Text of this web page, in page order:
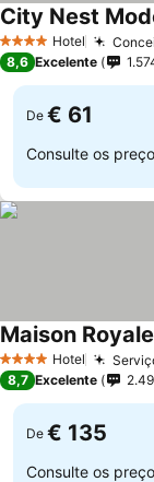
4 EstrelasHotel
City Nest
8,6 Excelente
De € 61
Consulte os
4 EstrelasHotel
Maison Royale
8,7 Excelente
De € 135
Consulte os